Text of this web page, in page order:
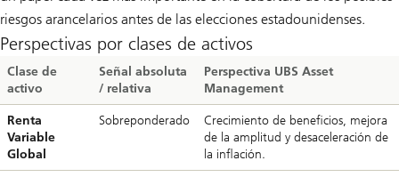
riesgos arancelarios antes de las elecciones estadounidenses.
Perspectivas por clases de activos
Clase de
activo
Señal absoluta
/ relativa
Perspectiva UBS Asset
Management
Renta
Variable
Global
Sobreponderado
Crecimiento de beneficios, mejora
de la amplitud y desaceleración de
la inflación.